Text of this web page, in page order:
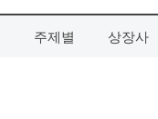
주제별 상장사